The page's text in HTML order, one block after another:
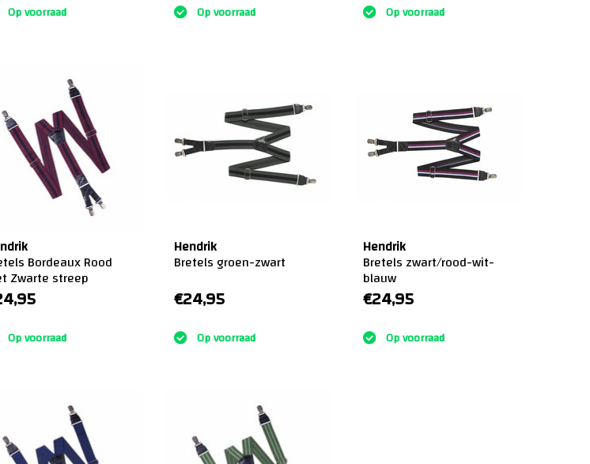
Op voorraad
Op voorraad
Op voorraad
Bordeaux Rood
Zwarte streep
Op voorraad
Hendrik
Bretels groen-zwart
€24,95
Op voorraad
Hendrik
Bretels zwart/rood-wit-
blauw
€24,95
Op voorraad